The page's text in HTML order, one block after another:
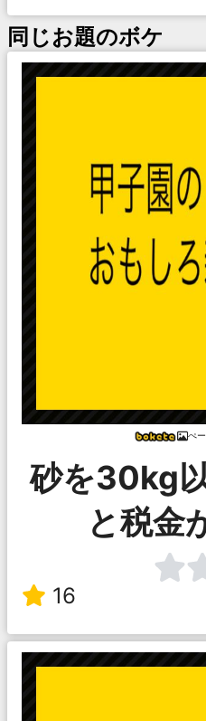
同じお題のボケ
ぺ
砂を30kg
と税金
16